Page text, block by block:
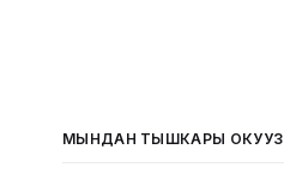
МЫНДАН ТЫШКАРЫ ОКУҢУЗ